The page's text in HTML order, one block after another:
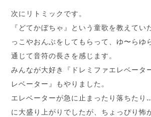
次にリトミックです。
『どてかぼちゃ』という童歌を教えてい
っこやおんぶをしてもらって、ゆ〜らゆ
通じて音符の長さを感じます。
みんなが大好き『ドレミファエレベータ
レベーター』もやりました。
エレベーターが急に止まったり落ちたり
に大盛り上がりでしたが、ちょっぴり怖